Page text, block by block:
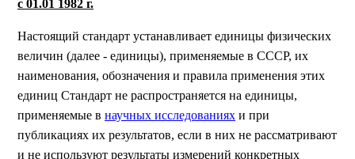
с 01.01 1982 г.
Настоящий стандарт устанавливает единицы физических
величин (далее - единицы), применяемые в СССР, их
наименования, обозначения и правила применения этих
единиц Стандарт не распространяется на единицы,
применяемые в научных исследованиях и при
публикациях их результатов, если в них не рассматривают
и не используют результаты измерений конкретных